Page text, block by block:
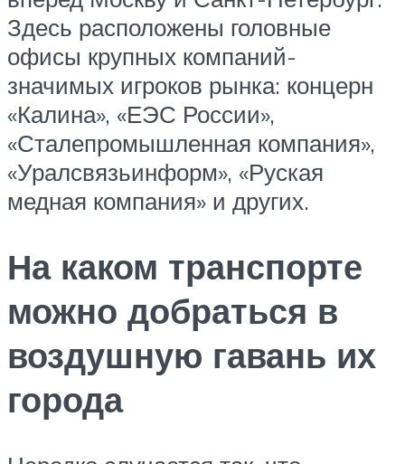
Здесь расположены головные
офисы крупных компаний-
значимых игроков рынка: концерн
«Калина», «ЕЭС России»,
«Сталепромышленная компания»,
«Уралсвязьинформ», «Руская
медная компания» и других.
На каком транспорте
можно добраться в
воздушную гавань их
города